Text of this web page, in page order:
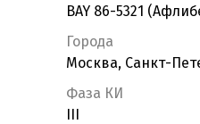
BAY 86-5321
Города
Москва, Санкт-
Фаза КИ